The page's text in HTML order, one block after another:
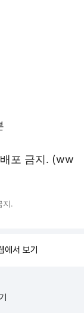
포 금지. (ww
지.
서 보기